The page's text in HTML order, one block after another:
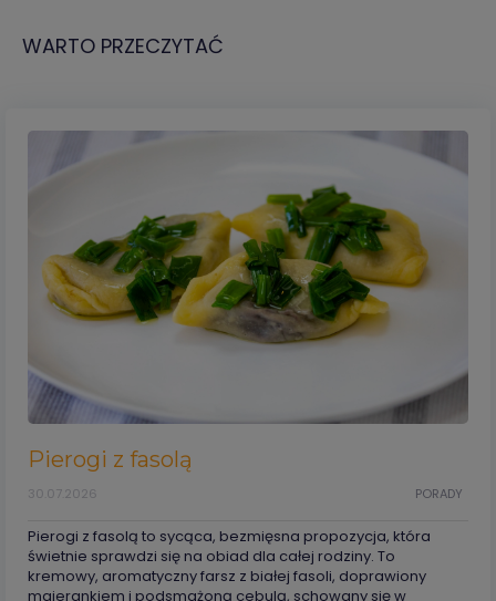
WARTO PRZECZYTAĆ
Pierogi z fasolą
PORADY
30.07.2026
Pierogi z fasolą to sycąca, bezmięsna propozycja, która
świetnie sprawdzi się na obiad dla całej rodziny. To
kremowy, aromatyczny farsz z białej fasoli, doprawiony
majerankiem i podsmażoną cebulą, schowany się w